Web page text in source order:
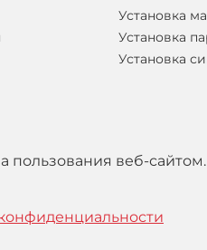
Установка
Установка
Установка
пользования веб-сайтом.